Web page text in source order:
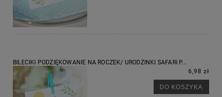
BILECIKI PODZIĘKOWANIE NA ROCZEK/ URODZINKI SAFARI P...
6,98 zł
DO KOSZYKA